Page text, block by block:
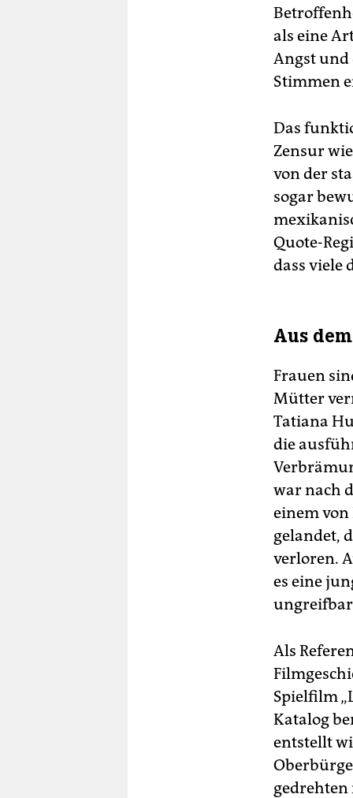
als eine
Angst und
Stimmen
Das
Zensur
von der
sogar
Quote-
dass viele
Aus
Frauen
Mütter
Tatiana
die
war nach
einem
gelandet,
verloren.
es eine
Als
Spielfilm
Katalog
entstellt
gedrehten